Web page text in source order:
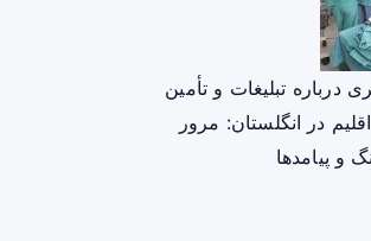
تبلیغات و تأمین
در انگلستان: مرور
و پیامدها